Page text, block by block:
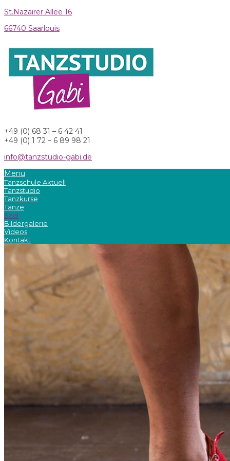
St.Nazairer Allee 16
66740 Saarlouis
+49 (0) 68 31 – 6 42 41
+49 (0) 1 72 – 6 89 98 21
info@tanzstudio-gabi.de
Menu
Tanzschule Aktuell
Tanzstudio
Tanzkurse
Tänze
Saal
Bildergalerie
Videos
Kontakt